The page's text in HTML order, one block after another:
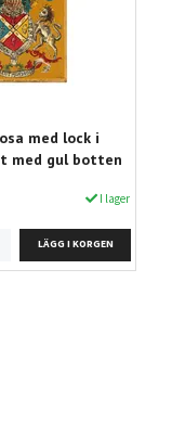
med lock i
med gul botten
I lager